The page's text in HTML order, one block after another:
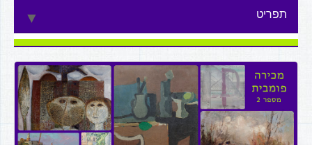
תפריט ▼
▼
▼
▼